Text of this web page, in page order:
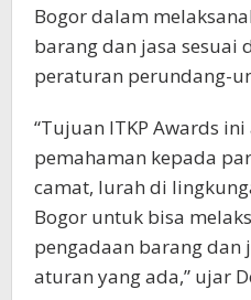
Bogor dalam
barang dan jasa sesuai
peraturan perundang-
“Tujuan ITKP Awards
pemahaman kepada
camat, lurah di
Bogor untuk bisa
pengadaan barang dan
aturan yang ada,” ujar